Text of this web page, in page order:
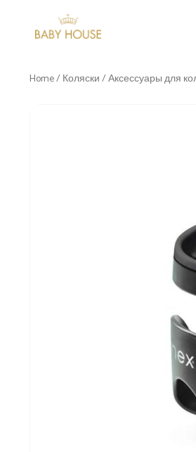
Home/Коляски/Аксессуары для